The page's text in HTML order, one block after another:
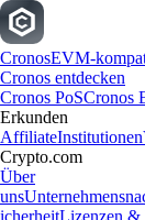
CronosEVM-
Cronos entdecken
Cronos PoSCronos
Erkunden
AffiliateInstitutionen
Crypto.com
Über
uns
icherheitLizenzen &